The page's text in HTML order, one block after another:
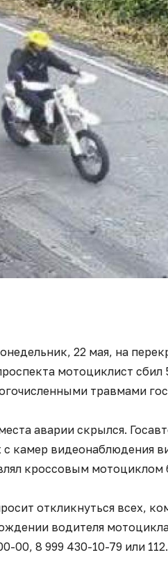
22 мая, на
мотоциклист
травмами
аварии скрылся.
камер видеонаблюдения
кроссовым мотоциклом
откликнуться всех,
водителя
00, 8 999 430-10-79 или 112.